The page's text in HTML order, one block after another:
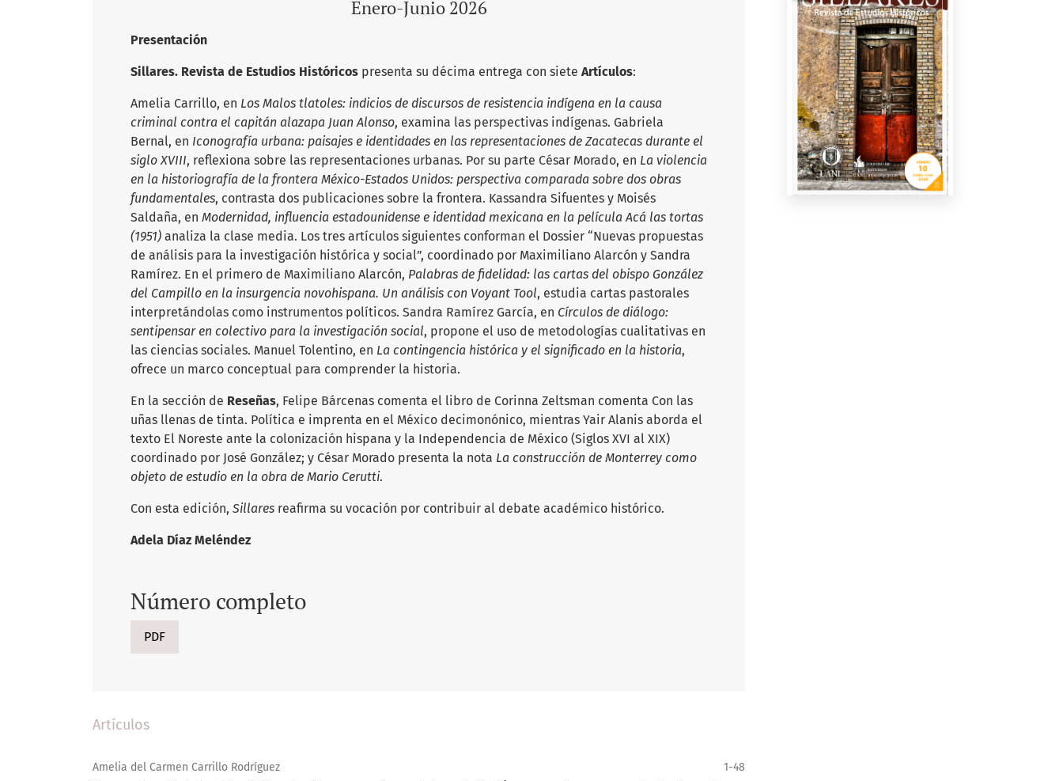
Enero-Junio 2026
Presentación
Sillares. Revista de Estudios Históricos presenta su décima entrega con siete Artículos:
Amelia Carrillo, en Los Malos tlatoles: indicios de discursos de resistencia indígena en la causa
criminal contra el capitán alazapa Juan Alonso, examina las perspectivas indígenas. Gabriela
Bernal, en Iconografía urbana: paisajes e identidades en las representaciones de Zacatecas durante el
siglo XVIII, reflexiona sobre las representaciones urbanas. Por su parte César Morado, en La violencia
en la historiografía de la frontera México-Estados Unidos: perspectiva comparada sobre dos obras
fundamentales, contrasta dos publicaciones sobre la frontera. Kassandra Sifuentes y Moisés
Saldaña, en Modernidad, influencia estadounidense e identidad mexicana en la película Acá las tortas
(1951) analiza la clase media. Los tres artículos siguientes conforman el Dossier “Nuevas propuestas
de análisis para la investigación histórica y social”, coordinado por Maximiliano Alarcón y Sandra
Ramírez. En el primero de Maximiliano Alarcón, Palabras de fidelidad: las cartas del obispo González
del Campillo en la insurgencia novohispana. Un análisis con Voyant Tool, estudia cartas pastorales
interpretándolas como instrumentos políticos. Sandra Ramírez García, en Círculos de diálogo:
sentipensar en colectivo para la investigación social, propone el uso de metodologías cualitativas en
las ciencias sociales. Manuel Tolentino, en La contingencia histórica y el significado en la historia,
ofrece un marco conceptual para comprender la historia.
En la sección de Reseñas, Felipe Bárcenas comenta el libro de Corinna Zeltsman comenta Con las
uñas llenas de tinta. Política e imprenta en el México decimonónico, mientras Yair Alanis aborda el
texto El Noreste ante la colonización hispana y la Independencia de México (Siglos XVI al XIX)
coordinado por José González; y César Morado presenta la nota La construcción de Monterrey como
objeto de estudio en la obra de Mario Cerutti.
Con esta edición, Sillares reafirma su vocación por contribuir al debate académico histórico.
Adela Díaz Meléndez
Número completo
PDF
Artículos
Amelia del Carmen Carrillo Rodríguez 1-48